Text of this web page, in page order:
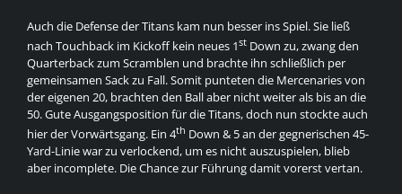
Auch die Defense der Titans kam nun besser ins Spiel. Sie ließ
nach Touchback im Kickoff kein neues 1st Down zu, zwang den
Quarterback zum Scramblen und brachte ihn schließlich per
gemeinsamen Sack zu Fall. Somit punteten die Mercenaries von
der eigenen 20, brachten den Ball aber nicht weiter als bis an die
50. Gute Ausgangsposition für die Titans, doch nun stockte auch
hier der Vorwärtsgang. Ein 4th Down & 5 an der gegnerischen 45-
Yard-Linie war zu verlockend, um es nicht auszuspielen, blieb
aber incomplete. Die Chance zur Führung damit vorerst vertan.